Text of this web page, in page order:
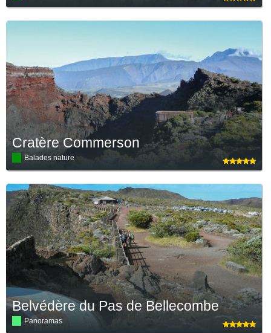
Cratère Commerson
Balades nature
Belvédère du Pas de Bellecombe
Panoramas